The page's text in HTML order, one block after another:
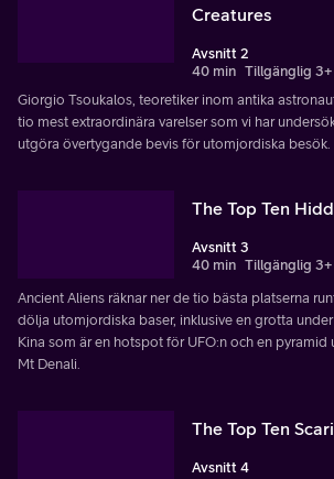
Creatures
Avsnitt 2
40 min Tillgänglig
Giorgio Tsoukalos, teoretiker inom antika
tio mest extraordinära varelser som vi har
utgöra övertygande bevis för utomjordiska besök.
The Top Ten
Avsnitt 3
40 min Tillgänglig
Ancient Aliens räknar ner de tio bästa platserna
dölja utomjordiska baser, inklusive en grotta
Kina som är en hotspot för UFO:n och en pyramid
Mt Denali.
The Top Ten
Avsnitt 4